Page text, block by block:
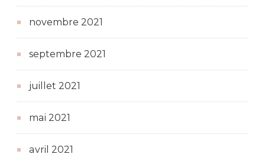
novembre 2021
septembre 2021
juillet 2021
mai 2021
avril 2021